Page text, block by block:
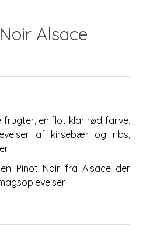
Alsace
frugter, en flot klar rød farve.
af kirsebær og ribs,
Pinot Noir fra Alsace der